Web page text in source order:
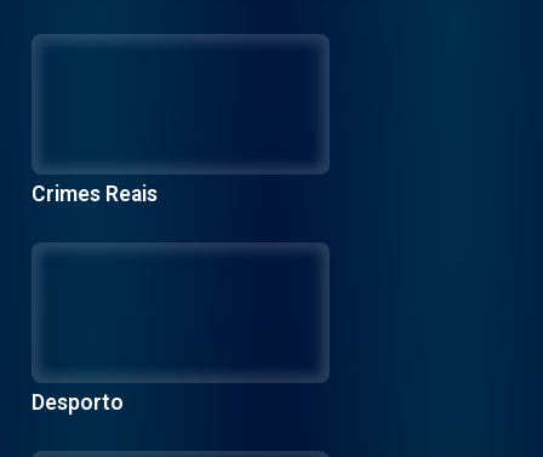
Crimes Reais
Desporto